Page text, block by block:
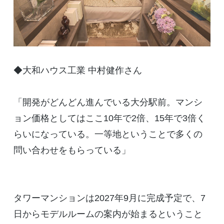
◆大和ハウス工業 中村健作さん
「開発がどんどん進んでいる大分駅前。マンシ
ョン価格としてはここ10年で2倍、15年で3倍く
らいになっている。一等地ということで多くの
問い合わせをもらっている」
タワーマンションは2027年9月に完成予定で、7
日からモデルルームの案内が始まるということ